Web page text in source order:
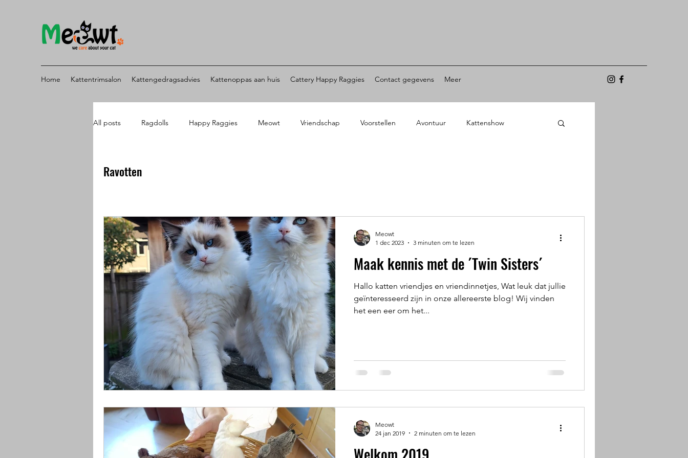
Home Kattentrimsalon Kattengedragsadvies Kattenoppas aan huis Cattery Happy Raggies Contact gegevens Meer
All posts Ragdolls Happy Raggies Meowt Vriendschap Voorstellen Avontuur Kattenshow
Ravotten
Maak kennis met de ´Twin Sisters´
Hallo katten vriendjes en vriendinnetjes, Wat leuk dat jullie
geïnteresseerd zijn in onze allereerste blog! Wij vinden
het een eer om het...
Meowt
1 dec 2023
3 minuten om te lezen
Meowt
24 jan 2019
2 minuten om te lezen